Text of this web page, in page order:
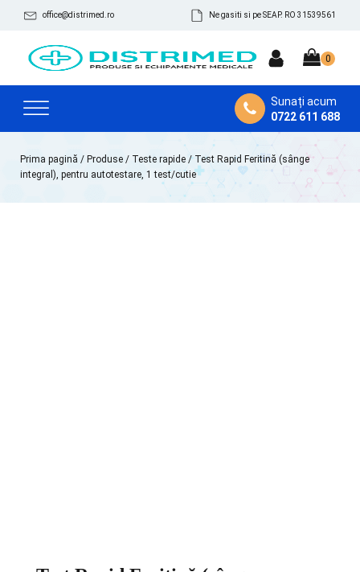
office@distrimed.ro Ne gasiti si pe SEAP. RO 31539561
Sunați acum
0722 611 688
Prima pagină / Produse / Teste rapide / Test Rapid Feritină (sânge
integral), pentru autotestare, 1 test/cutie